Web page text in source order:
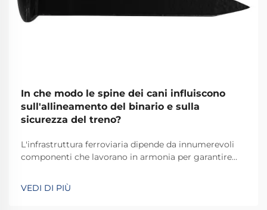
In che modo le spine dei cani influiscono
sull'allineamento del binario e sulla
sicurezza del treno?
L'infrastruttura ferroviaria dipende da innumerevoli
componenti che lavorano in armonia per garantire
elementi fondamentali, la spina per rotaie
rappresenta uno dei sistemi di fissaggio più basilari
VEDI DI PIÙ